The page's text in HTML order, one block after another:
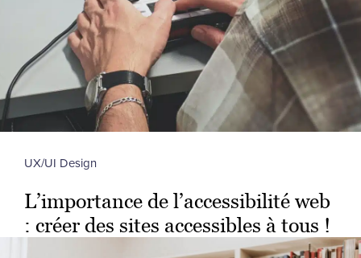
UX/UI Design
L’importance de l’accessibilité web
: créer des sites accessibles à tous !